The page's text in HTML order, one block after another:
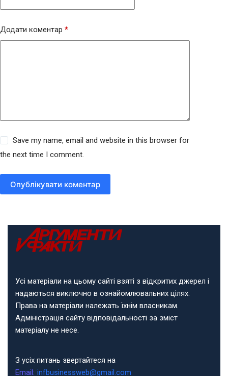
Додати коментар *
Save my name, email and website in this browser for
the next time I comment.
Опублікувати коментар
Усі матеріали на цьому сайті взяті з відкритих джерел і
надаються виключно в ознайомлювальних цілях.
Права на матеріали належать їхнім власникам.
Адміністрація сайту відповідальності за зміст
матеріалу не несе.
З усіх питань звертайтеся на
Email: infbusinessweb@gmail.com